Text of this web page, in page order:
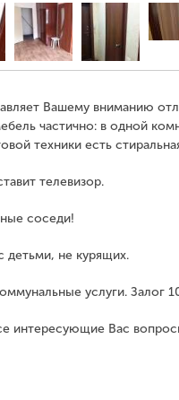
Вашему вниманию
частично: в одной
техники есть
телевизор.
соседи!
не курящих.
услуги. Залог
интересующие Вас